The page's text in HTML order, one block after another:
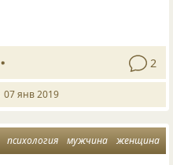
2
07 янв 2019
психология мужчина женщина